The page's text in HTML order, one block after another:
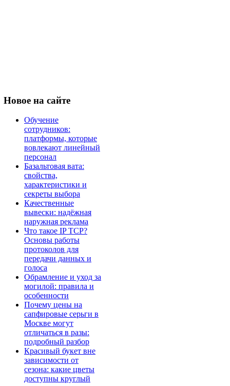
Новое на сайте
Обучение
сотрудников:
платформы, которые
вовлекают линейный
персонал
Базальтовая вата:
свойства,
характеристики и
секреты выбора
Качественные
вывески: надёжная
наружная реклама
Что такое IP TCP?
Основы работы
протоколов для
передачи данных и
голоса
Обрамление и уход за
могилой: правила и
особенности
Почему цены на
сапфировые серьги в
Москве могут
отличаться в разы:
подробный разбор
Красивый букет вне
зависимости от
сезона: какие цветы
доступны круглый